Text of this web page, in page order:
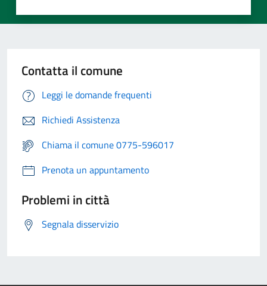
Contatta il comune
Leggi le domande frequenti
Richiedi Assistenza
Chiama il comune 0775-596017
Prenota un appuntamento
Problemi in città
Segnala disservizio